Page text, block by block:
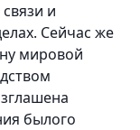
и
Сейчас же
мировой
былого